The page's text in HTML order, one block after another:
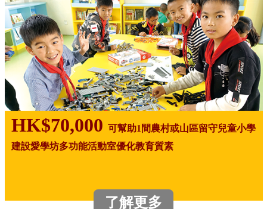
HK$70,000 可幫助1間農村或山區留守兒童小學
建設愛學坊多功能活動室優化教育質素
了解更多